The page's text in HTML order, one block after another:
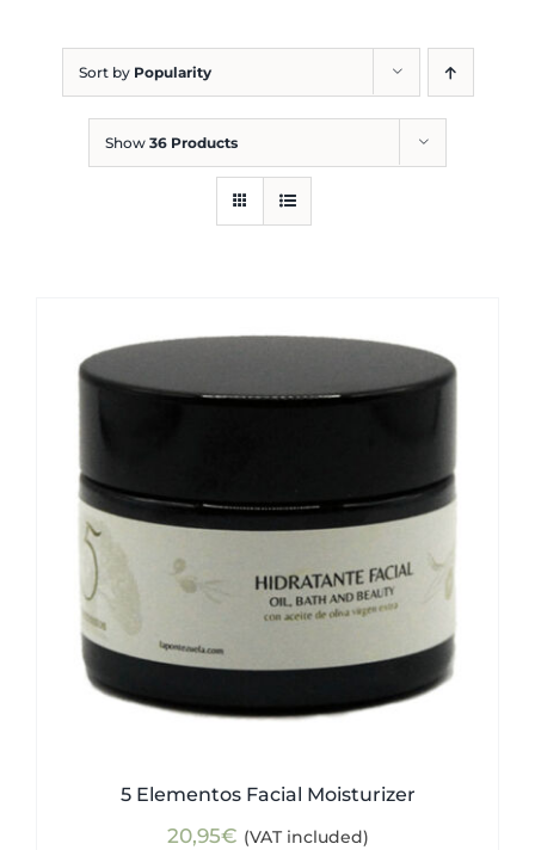
Sort by Popularity
Show 36 Products
5 Elementos Facial Moisturizer
20,95€ (VAT included)